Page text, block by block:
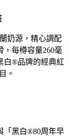
奶源，精心調配
每樽容量260毫
白®品牌的經典紅
。
「黑白®80周年早